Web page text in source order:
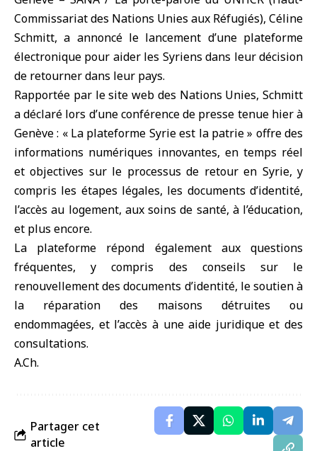
Commissariat des Nations Unies aux Réfugiés), Céline
Schmitt, a annoncé le lancement d’une plateforme
électronique pour aider les Syriens dans leur décision
de retourner dans leur pays.
Rapportée par le site web des Nations Unies, Schmitt
a déclaré lors d’une conférence de presse tenue hier à
Genève : « La plateforme Syrie est la patrie » offre des
informations numériques innovantes, en temps réel
et objectives sur le processus de retour en Syrie, y
compris les étapes légales, les documents d’identité,
l’accès au logement, aux soins de santé, à l’éducation,
et plus encore.
La plateforme répond également aux questions
fréquentes, y compris des conseils sur le
renouvellement des documents d’identité, le soutien à
la réparation des maisons détruites ou
endommagées, et l’accès à une aide juridique et des
consultations.
A.Ch.
Partager cet
article